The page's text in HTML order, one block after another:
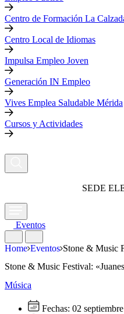
Centro de Formación La
Centro Local de Idiomas
Impulsa Empleo Joven
Generación IN Empleo
Vives Emplea Saludable Mérida
Cursos y Actividades
SEDE
Eventos
Home Eventos Stone & Music
Stone & Music Festival:
Música
Fechas: 02